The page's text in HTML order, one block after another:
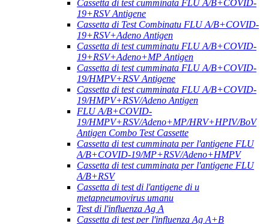
Cassetta di test cumminata FLU A/B+COVID-
19+RSV Antigene
Cassetta di Test Combinatu FLU A/B+COVID-
19+RSV+Adeno Antigen
Cassetta di test cumminatu FLU A/B+COVID-
19+RSV+Adeno+MP Antigen
Cassetta di test cumminata FLU A/B+COVID-
19/HMPV+RSV Antigene
Cassetta di test cumminata FLU A/B+COVID-
19/HMPV+RSV/Adeno Antigen
FLU A/B+COVID-
19/HMPV+RSV/Adeno+MP/HRV+HPIV/BoV
Antigen Combo Test Cassette
Cassetta di test cumminata per l'antigene FLU
A/B+COVID-19/MP+RSV/Adeno+HMPV
Cassetta di test cumminata per l'antigene FLU
A/B+RSV
Cassetta di test di l'antigene di u
metapneumovirus umanu
Test di l'influenza Ag A
Cassetta di test per l'influenza Ag A+B